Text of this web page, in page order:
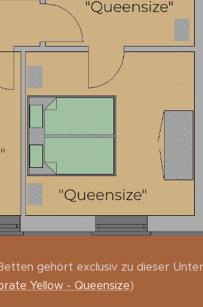
gehört exclusiv zu dieser
Yellow - Queensize)